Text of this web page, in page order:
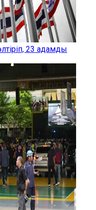
23 адамды